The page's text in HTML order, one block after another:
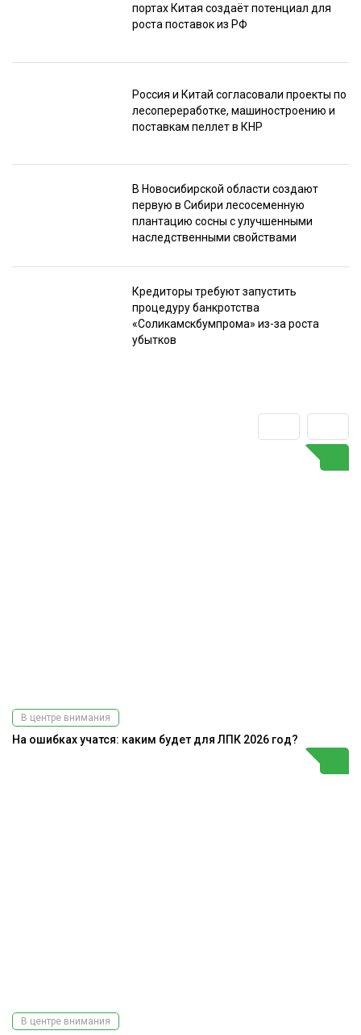
портах Китая создаёт потенциал для
роста поставок из РФ
Россия и Китай согласовали проекты по
лесопереработке, машиностроению и
поставкам пеллет в КНР
В Новосибирской области создают
первую в Сибири лесосеменную
плантацию сосны с улучшенными
наследственными свойствами
Кредиторы требуют запустить
процедуру банкротства
«Соликамскбумпрома» из-за роста
убытков
В центре внимания
На ошибках учатся: каким будет для ЛПК 2026 год?
В центре внимания